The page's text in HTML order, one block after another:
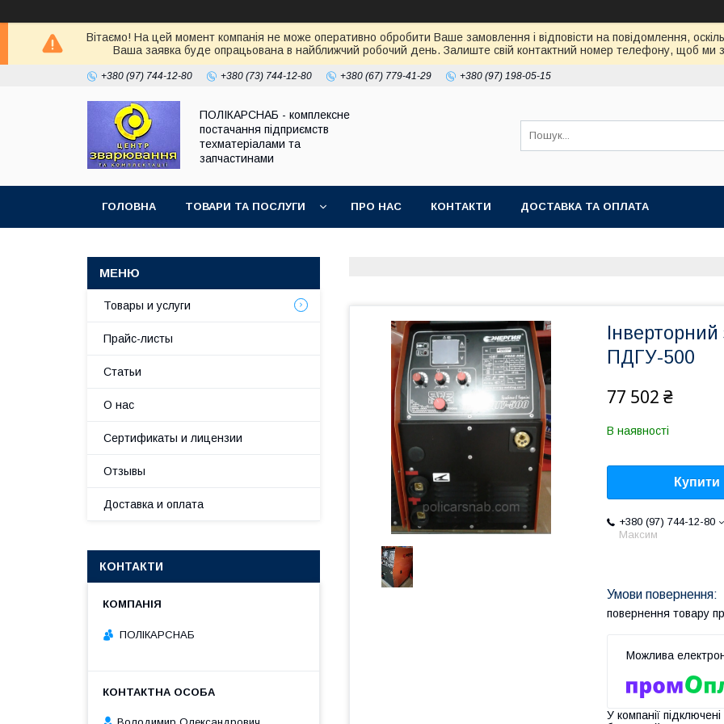
Вітаємо! На цей момент компанія не може оперативно обробити Ваше замовлення і відповісти на повідомлення,
Ваша заявка буде опрацьована в найближчий робочий день. Залиште свій контактний номер телефону, щоб ми
+380 (97) 744-12-80 +380 (73) 744-12-80 +380 (67) 779-41-29 +380 (97) 198-05-15
ПОЛІКАРСНАБ - комплексне
постачання підприємств
техматеріалами та
запчастинами
ГОЛОВНА ТОВАРИ ТА ПОСЛУГИ ПРО НАС КОНТАКТИ ДОСТАВКА ТА ОПЛАТА
ПДГУ-500
77 502 ₴
В наявності
Купити
+380 (97) 744-12-80
Максим
повернення товару
У компанії
Товары и услуги
Прайс-листы
Статьи
О нас
Сертификаты и лицензии
Отзывы
Доставка и оплата
КОНТАКТИ
ПОЛІКАРСНАБ